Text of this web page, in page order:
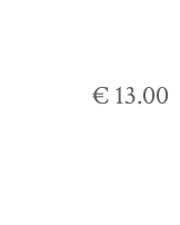
€ 13.00